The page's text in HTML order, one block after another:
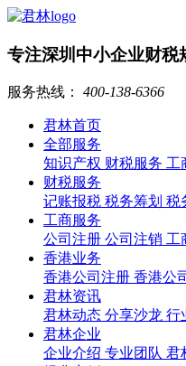
专注深圳中小企业财税
服务热线： 400-138-6366
君林首页
全部服务
知识产权 财税服务 工
财税服务
记账报税 税务筹划 税
工商服务
公司注册 公司注销 工
香港业务
香港公司注册 香港公
君林资讯
君林动态 分享沙龙 行
君林企业
企业介绍 专业团队 君